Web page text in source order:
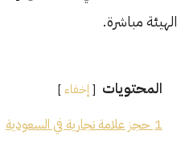
الهيئة مباشرة.
المحتويات إخفاء
1 حجز علامة تجارية في السعودية